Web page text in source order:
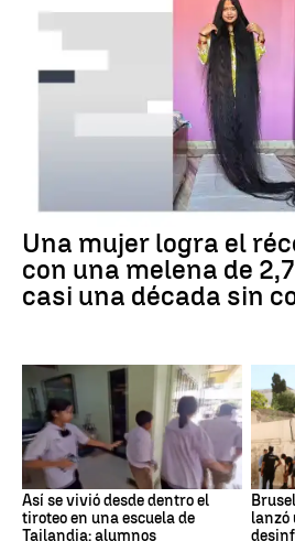
Una mujer logra el
con una melena de
casi una década sin
Así se vivió desde dentro el
tiroteo en una escuela de
Tailandia: alumnos
lanzó